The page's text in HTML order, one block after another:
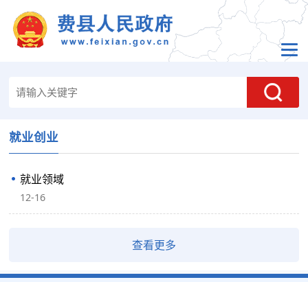
就业创业
就业领域
12-16
查看更多